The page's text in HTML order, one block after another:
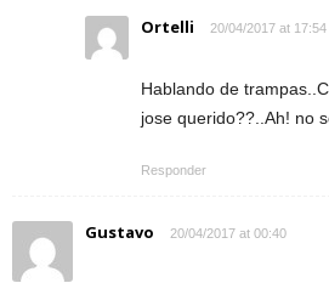
Ortelli 20/04/2017 at 17:54
Hablando de
jose querido??..Ah! no
Responder
Gustavo 20/04/2017 at 00:40